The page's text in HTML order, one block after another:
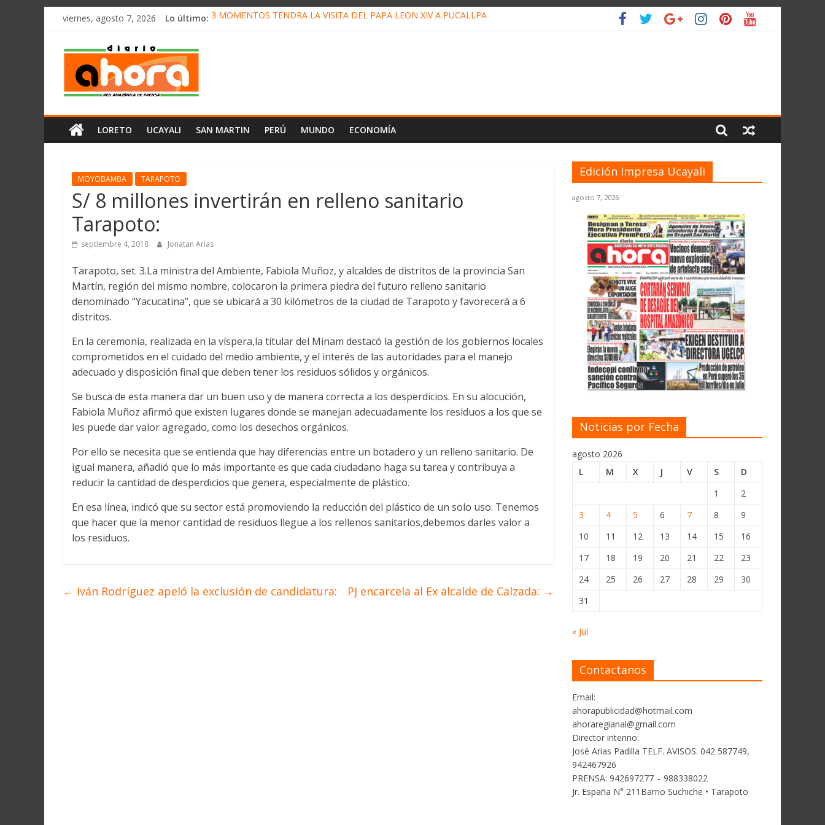
олимп казино
Saltarviernes, agosto 7, 2026 Lo último: 3 MOMENTOS TENDRÁ LA VISITA DEL PAPA LEÓN XIV A PUCALLPA
Diario
Ahora
Cadena
Amazónica
de
Noticias
del
Perú,
Mundo
Ucayali,
San
Martín
Loreto
LORETO UCAYALI SAN MARTIN PERÚ MUNDO ECONOMÍA
MOYOBAMBA TARAPOTO
S/ 8 millones invertirán en relleno sanitario
Tarapoto:
septiembre 4, 2018 Jonatan Arias
Tarapoto, set. 3.La ministra del Ambiente, Fabiola Muñoz, y alcaldes de distritos de la provincia San
Martín, región del mismo nombre, colocaron la primera piedra del futuro relleno sanitario
denominado “Yacucatina”, que se ubicará a 30 kilómetros de la ciudad de Tarapoto y favorecerá a 6
distritos.
En la ceremonia, realizada en la víspera,la titular del Minam destacó la gestión de los gobiernos locales
comprometidos en el cuidado del medio ambiente, y el interés de las autoridades para el manejo
adecuado y disposición final que deben tener los residuos sólidos y orgánicos.
Se busca de esta manera dar un buen uso y de manera correcta a los desperdicios. En su alocución,
Fabiola Muñoz afirmó que existen lugares donde se manejan adecuadamente los residuos a los que se
les puede dar valor agregado, como los desechos orgánicos.
Por ello se necesita que se entienda que hay diferencias entre un botadero y un relleno sanitario. De
igual manera, añadió que lo más importante es que cada ciudadano haga su tarea y contribuya a
reducir la cantidad de desperdicios que genera, especialmente de plástico.
En esa línea, indicó que su sector está promoviendo la reducción del plástico de un solo uso. Tenemos
que hacer que la menor cantidad de residuos llegue a los rellenos sanitarios,debemos darles valor a
los residuos.
← Iván Rodríguez apeló la exclusión de candidatura: PJ encarcela al Ex alcalde de Calzada: →
Edición Impresa Ucayali
agosto 7, 2026
Noticias por Fecha
agosto 2026
L
M X J V S
D
1
2
3
4 5 6 7 8
9
10
11 12 13 14 15
16
17
18 19 20 21 22
23
24
25 26 27 28 29
30
31
« Jul
Contactanos
Email:
ahorapublicidad@hotmail.com
ahoraregianal@gmail.com
Director interino:
José Arias Padilla TELF. AVISOS. 042 587749,
942467926
PRENSA: 942697277 – 988338022
Jr. España N° 211Barrio Suchiche • Tarapoto